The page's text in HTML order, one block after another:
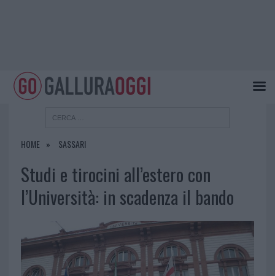
HOME SASSARI
Studi e tirocini all’estero con
l’Università: in scadenza il bando